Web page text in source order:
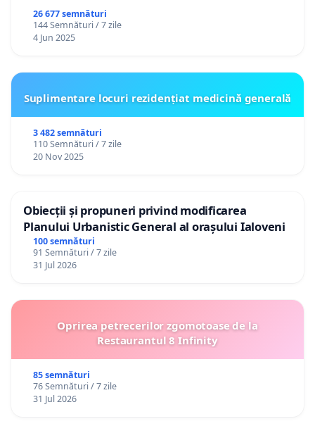
26 677 semnături
144 Semnături / 7 zile
4 Jun 2025
Suplimentare locuri rezidențiat medicină generală
3 482 semnături
110 Semnături / 7 zile
20 Nov 2025
Obiecții și propuneri privind modificarea
Planului Urbanistic General al orașului Ialoveni
100 semnături
91 Semnături / 7 zile
31 Jul 2026
Oprirea petrecerilor zgomotoase de la
Restaurantul 8 Infinity
85 semnături
76 Semnături / 7 zile
31 Jul 2026